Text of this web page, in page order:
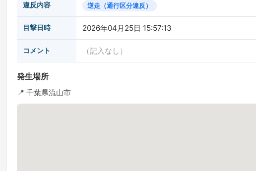
違反内容 逆走（通行区分違反）
目撃日時 2026年04月25日 15:57:13
コメント （記入なし）
発生場所
📍 千葉県流山市